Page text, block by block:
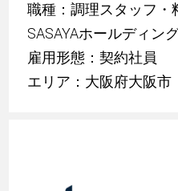
職種：調理スタッフ・
SASAYAホールディン
雇用形態：契約社員
エリア：大阪府大阪市